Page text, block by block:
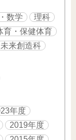
数学
理科
育・保健体育
未来創造科
年度
2019年度